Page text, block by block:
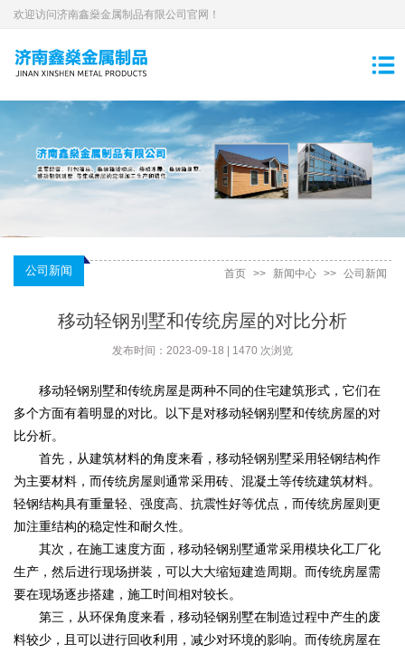
欢迎访问济南鑫燊金属制品有限公司官网！
公司新闻 首页 >> 新闻中心 >> 公司新闻
移动轻钢别墅和传统房屋的对比分析
发布时间：2023-09-18 | 1470 次浏览
移动轻钢别墅和传统房屋是两种不同的住宅建筑形式，它们在
多个方面有着明显的对比。以下是对移动轻钢别墅和传统房屋的对
比分析。
首先，从建筑材料的角度来看，移动轻钢别墅采用轻钢结构作
为主要材料，而传统房屋则通常采用砖、混凝土等传统建筑材料。
轻钢结构具有重量轻、强度高、抗震性好等优点，而传统房屋则更
加注重结构的稳定性和耐久性。
其次，在施工速度方面，移动轻钢别墅通常采用模块化工厂化
生产，然后进行现场拼装，可以大大缩短建造周期。而传统房屋需
要在现场逐步搭建，施工时间相对较长。
第三，从环保角度来看，移动轻钢别墅在制造过程中产生的废
料较少，且可以进行回收利用，减少对环境的影响。而传统房屋在